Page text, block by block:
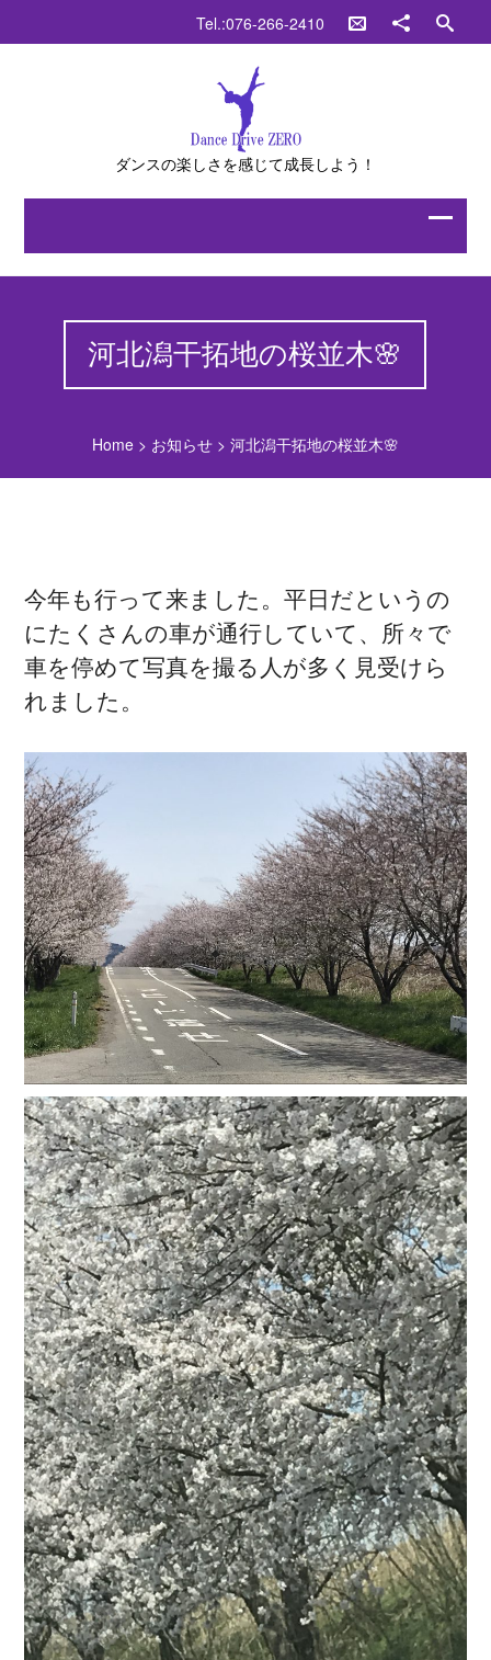
Tel.:076-266-2410
ダンスの楽しさを感じて成長しよう！
河北潟干拓地の桜並木🌸
Home> お知らせ> 河北潟干拓地の桜並木🌸
今年も行って来ました。平日だというの
にたくさんの車が通行していて、所々で
車を停めて写真を撮る人が多く見受けら
れました。